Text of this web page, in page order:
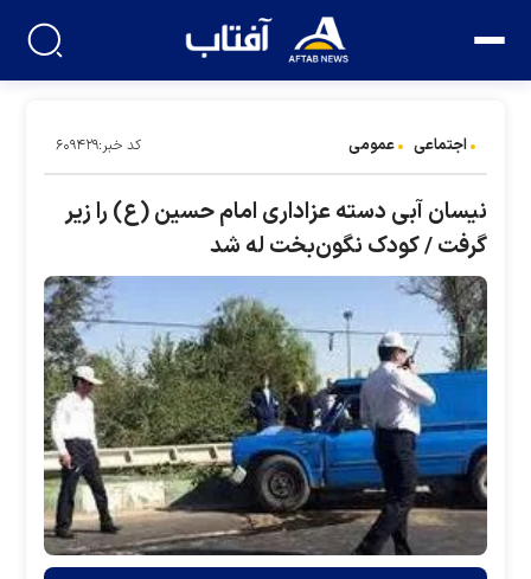
اجتماعی عمومی کد خبر:۶۰۹۴۲۹
نیسان آبی دسته عزاداری امام حسین (ع) را زیر
گرفت / کودک نگون‌بخت له شد